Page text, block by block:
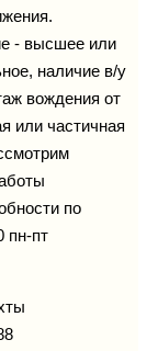
- высшее или
наличие в/у
вождения от
или частичная
по
пн-пт